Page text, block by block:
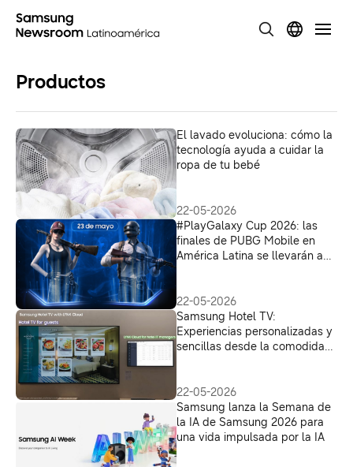
Productos
El lavado evoluciona: cómo la
tecnología ayuda a cuidar la
ropa de tu bebé
22-05-2026
#PlayGalaxy Cup 2026: las
finales de PUBG Mobile en
América Latina se llevarán a
22-05-2026
Samsung Hotel TV:
Experiencias personalizadas y
sencillas desde la comodidad
22-05-2026
Samsung lanza la Semana de
la IA de Samsung 2026 para
una vida impulsada por la IA